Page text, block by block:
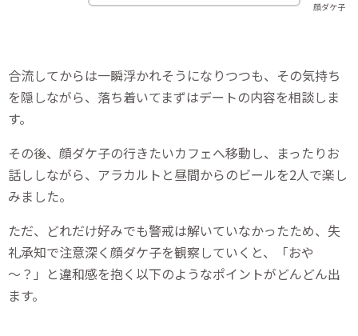
顔ダケ子
合流してからは一瞬浮かれそうになりつつも、その気持ち
を隠しながら、落ち着いてまずはデートの内容を相談しま
す。
その後、顔ダケ子の行きたいカフェへ移動し、まったりお
話ししながら、アラカルトと昼間からのビールを2人で楽し
みました。
ただ、どれだけ好みでも警戒は解いていなかったため、失
礼承知で注意深く顔ダケ子を観察していくと、「おや
～？」と違和感を抱く以下のようなポイントがどんどん出
ます。